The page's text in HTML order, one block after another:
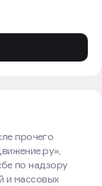
прочего
по надзору
и массовых